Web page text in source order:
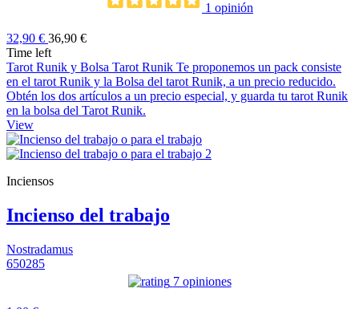
1 opinión
32,90 € 36,90 €
Time left
Tarot Runik y Bolsa Tarot Runik Te proponemos un pack consiste
en el tarot Runik y la Bolsa del tarot Runik, a un precio reducido.
Obtén los dos artículos a un precio especial, y guarda tu tarot Runik
en la bolsa del Tarot Runik.
View
Inciensos
Incienso del trabajo
Nostradamus
650285
7 opiniones